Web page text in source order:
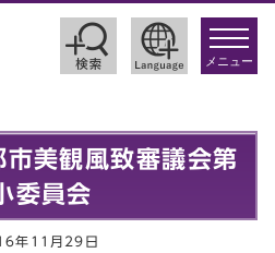
toggle
メニュー
美観風致審議会第
委員会
年11月29日